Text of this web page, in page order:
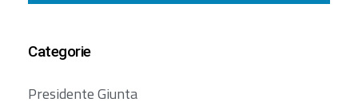
Categorie
Presidente Giunta